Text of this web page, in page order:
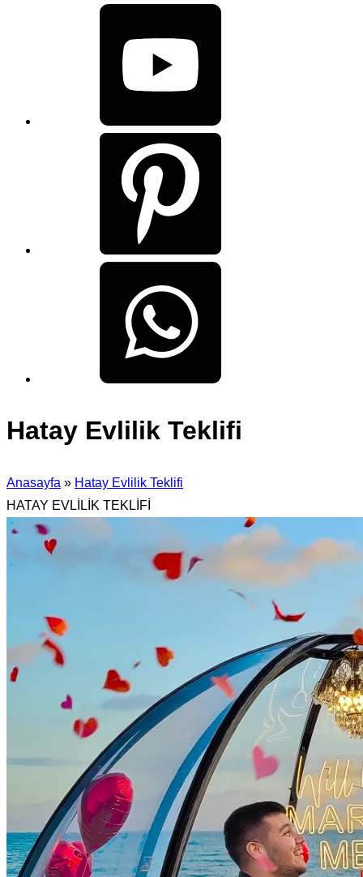
Hatay Evlilik Teklifi
Anasayfa » Hatay Evlilik Teklifi
HATAY EVLİLİK TEKLİFİ